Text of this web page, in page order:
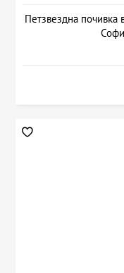
Петзвездна